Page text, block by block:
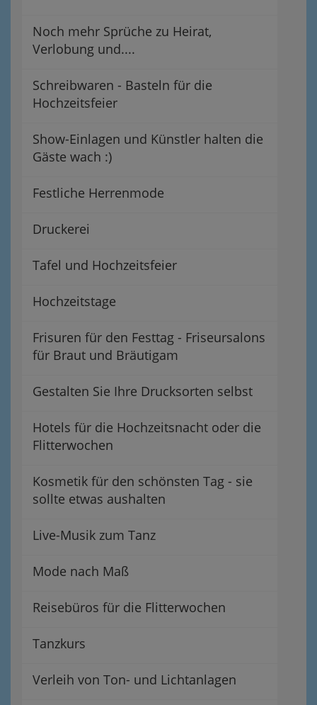
Noch mehr Sprüche zu Heirat,
Verlobung und....
Schreibwaren - Basteln für die
Hochzeitsfeier
Show-Einlagen und Künstler halten die
Gäste wach :)
Festliche Herrenmode
Druckerei
Tafel und Hochzeitsfeier
Hochzeitstage
Frisuren für den Festtag - Friseursalons
für Braut und Bräutigam
Gestalten Sie Ihre Drucksorten selbst
Hotels für die Hochzeitsnacht oder die
Flitterwochen
Kosmetik für den schönsten Tag - sie
sollte etwas aushalten
Live-Musik zum Tanz
Mode nach Maß
Reisebüros für die Flitterwochen
Tanzkurs
Verleih von Ton- und Lichtanlagen